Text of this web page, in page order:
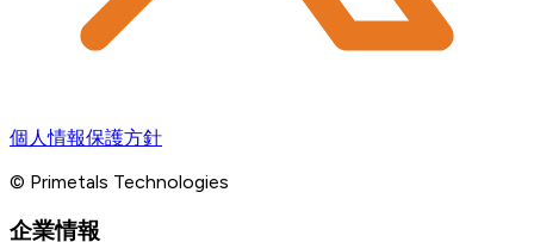
個人情報保護方針
© Primetals Technologies
企業情報